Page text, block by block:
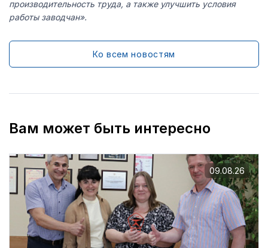
производительность труда, а также улучшить условия
работы заводчан».
Ко всем новостям
Вам может быть интересно
09.08.26